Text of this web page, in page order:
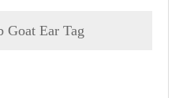
Goat Ear Tag